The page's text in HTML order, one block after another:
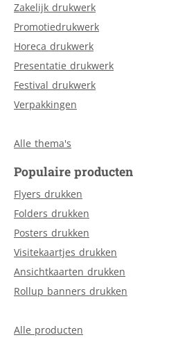
Zakelijk drukwerk
Promotiedrukwerk
Horeca drukwerk
Presentatie drukwerk
Festival drukwerk
Verpakkingen
Alle thema's
Populaire producten
Flyers drukken
Folders drukken
Posters drukken
Visitekaartjes drukken
Ansichtkaarten drukken
Rollup banners drukken
Alle producten